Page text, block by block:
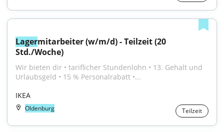
Lagermitarbeiter (w/m/d) - Teilzeit (20
Std./Woche)
Wir bieten dir • tariflicher Stundenlohn • 13. Gehalt und
Urlaubsgeld • 15 % Personalrabatt •...
IKEA
Oldenburg Teilzeit